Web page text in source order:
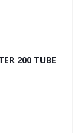
200 TUBE